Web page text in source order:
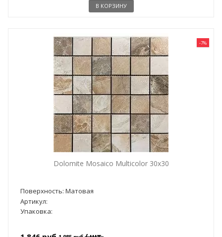
В КОРЗИНУ
-7%
Dolomite Mosaico Multicolor 30x30
Поверхность: Матовая
Артикул:
Упаковка: